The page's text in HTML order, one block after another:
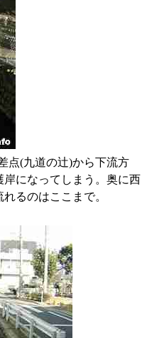
点(九道の辻)から下流方
になってしまう。奥に西
るのはここまで。